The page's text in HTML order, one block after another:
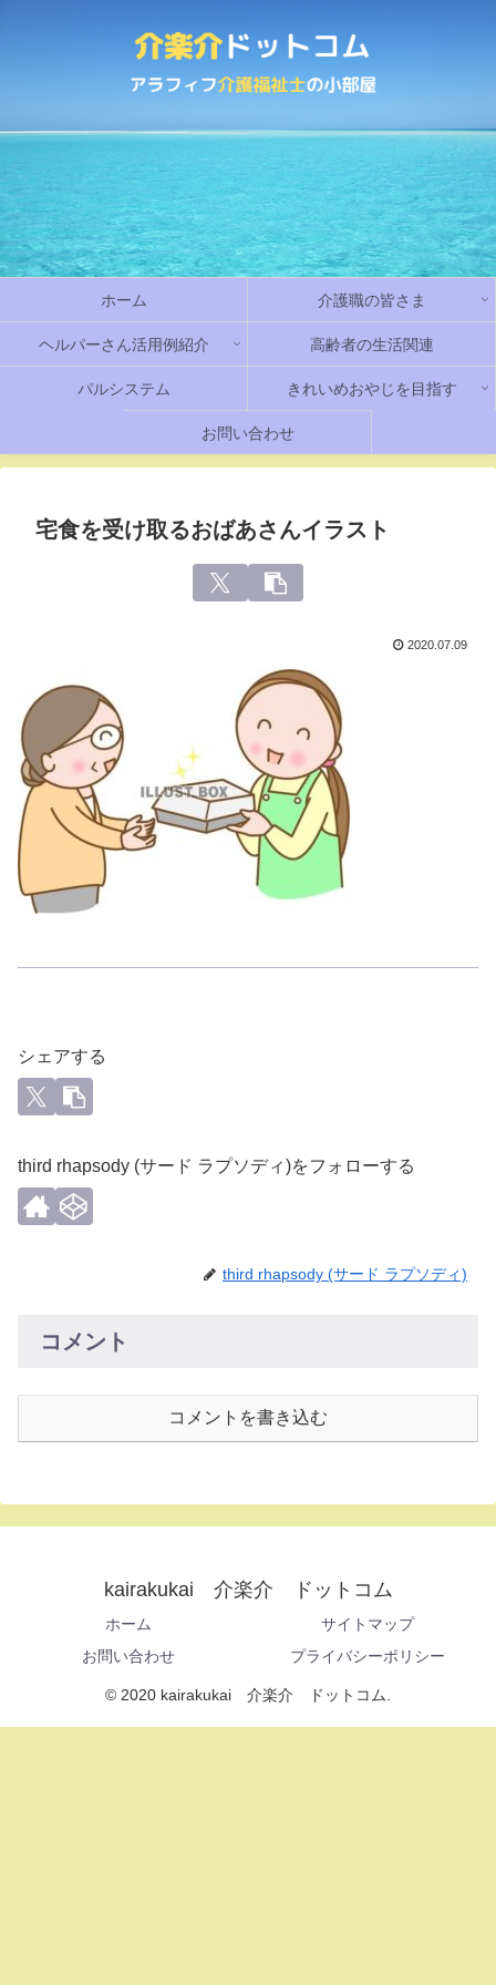
ホーム 介護職の皆さま
ヘルパーさん活用例紹介 高齢者の生活関連
パルシステム きれいめおやじを目指す
お問い合わせ
宅食を受け取るおばあさんイラスト
2020.07.09
シェアする
third rhapsody (サード ラプソディ)をフォローする
third rhapsody (サード ラプソディ)
コメント
コメントを書き込む
kairakukai 介楽介 ドットコム
ホーム
サイトマップ
お問い合わせ
プライバシーポリシー
© 2020 kairakukai 介楽介 ドットコム.